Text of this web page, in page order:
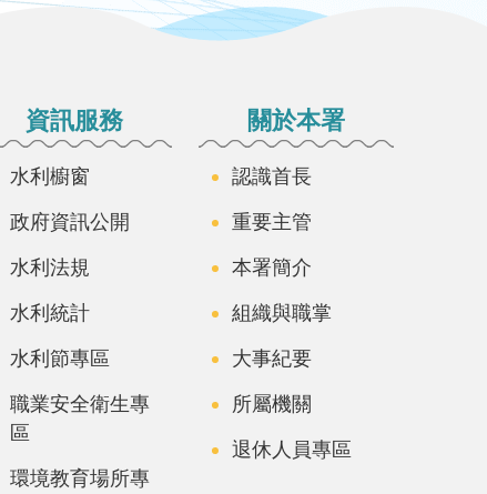
資訊服務
水利櫥窗
政府資訊公開
水利法規
水利統計
水利節專區
職業安全衛生專
區
環境教育場所專
關於本署
認識首長
重要主管
本署簡介
組織與職掌
大事紀要
所屬機關
退休人員專區